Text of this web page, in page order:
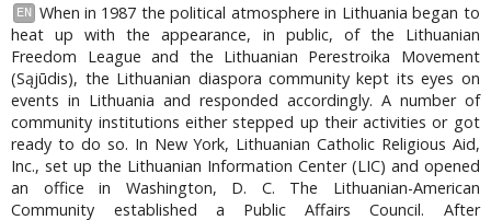
EN
When in 1987 the political atmosphere in Lithuania began to
heat up with the appearance, in public, of the Lithuanian
Freedom League and the Lithuanian Perestroika Movement
(Sąjūdis), the Lithuanian diaspora community kept its eyes on
events in Lithuania and responded accordingly. A number of
community institutions either stepped up their activities or got
ready to do so. In New York, Lithuanian Catholic Religious Aid,
Inc., set up the Lithuanian Information Center (LIC) and opened
an office in Washington, D. C. The Lithuanian-American
Community established a Public Affairs Council. After